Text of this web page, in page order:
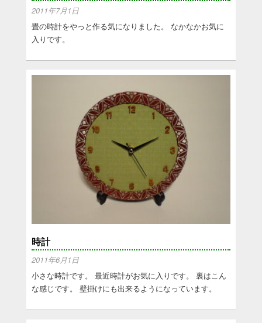
2011年7月1日
畳の時計をやっと作る気になりました。 なかなかお気に
入りです。
時計
2011年6月1日
小さな時計です。 最近時計がお気に入りです。 裏はこん
な感じです。 壁掛けにも出来るようになっています。